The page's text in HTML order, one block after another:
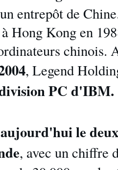
entrepôt de
Hong Kong en
chinois.
, Legend
PC
le
, avec un chiffre